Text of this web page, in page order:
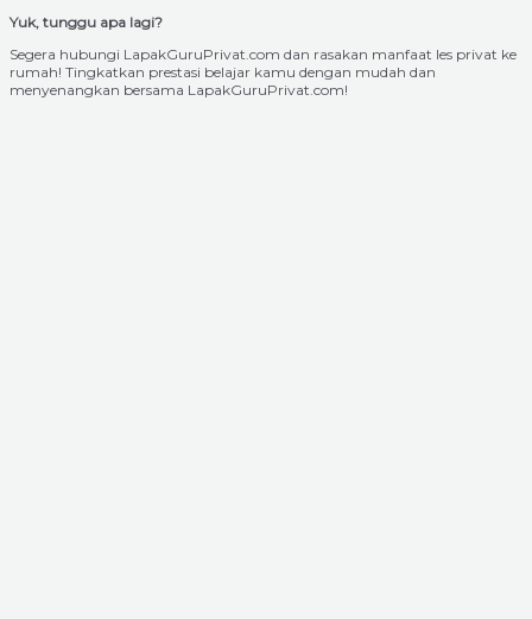
Yuk, tunggu apa lagi?
Segera hubungi LapakGuruPrivat.com dan rasakan manfaat les privat ke
rumah! Tingkatkan prestasi belajar kamu dengan mudah dan
menyenangkan bersama LapakGuruPrivat.com!